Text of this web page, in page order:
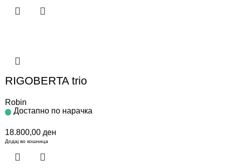
RIGOBERTA trio
Robin
Достапно по нарачка
18.800,00 ден
Додај во кошница